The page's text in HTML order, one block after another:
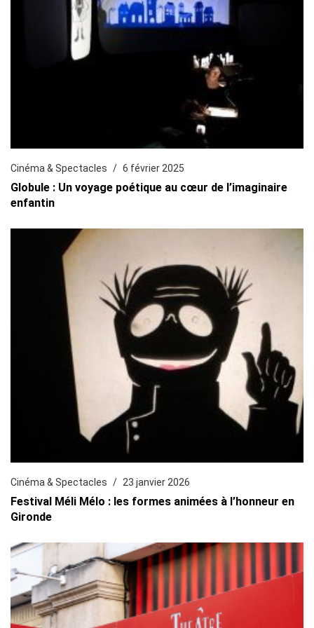
Cinéma & Spectacles 6 février 2025
Globule : Un voyage poétique au cœur de l’imaginaire
enfantin
Cinéma & Spectacles 23 janvier 2026
Festival Méli Mélo : les formes animées à l’honneur en
Gironde